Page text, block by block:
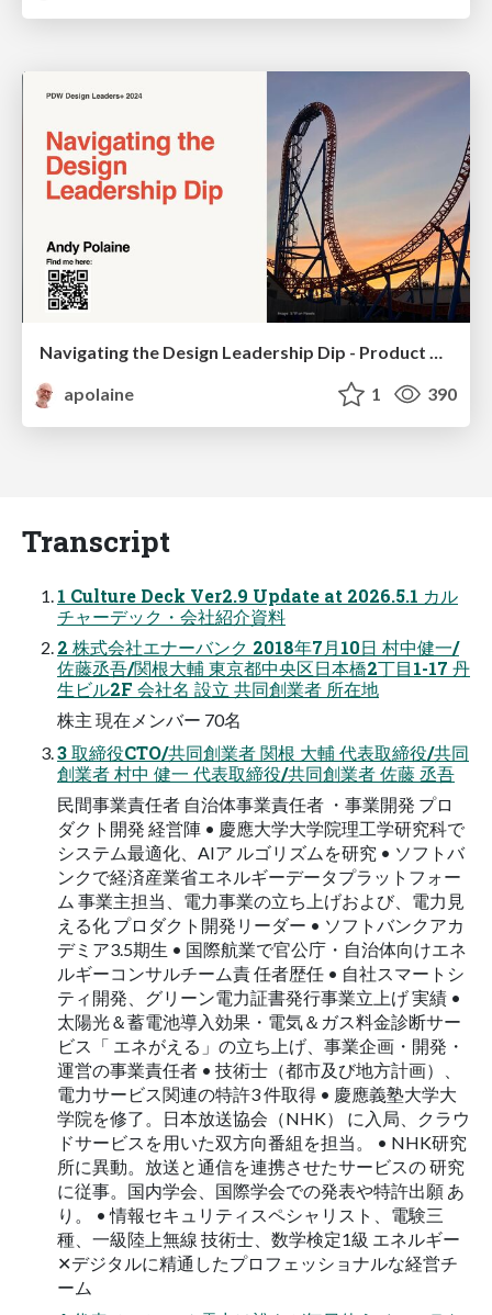
Navigating the Design Leadership Dip - Product Design Week Design Leaders+ Conference 2024
apolaine
1 390
Transcript
1 Culture Deck Ver2.9 Update at 2026.5.1 カル
チャーデック・会社紹介資料
2 株式会社エナーバンク 2018年7月10日 村中健一/
佐藤丞吾/関根大輔 東京都中央区日本橋2丁目1-17 丹
生ビル2F 会社名 設立 共同創業者 所在地
株主 現在メンバー 70名
3 取締役CTO/共同創業者 関根 大輔 代表取締役/共同
創業者 村中 健一 代表取締役/共同創業者 佐藤 丞吾
民間事業責任者 自治体事業責任者 ・事業開発 プロ
ダクト開発 経営陣 • 慶應大学大学院理工学研究科で
システム最適化、AIア ルゴリズムを研究 • ソフトバ
ンクで経済産業省エネルギーデータプラットフォー
ム 事業主担当、電力事業の立ち上げおよび、電力見
える化 プロダクト開発リーダー • ソフトバンクアカ
デミア3.5期生 • 国際航業で官公庁・自治体向けエネ
ルギーコンサルチーム責 任者歴任 • 自社スマートシ
ティ開発、グリーン電力証書発行事業立上げ 実績 •
太陽光＆蓄電池導入効果・電気＆ガス料金診断サー
ビス「 エネがえる」の立ち上げ、事業企画・開発・
運営の事業責任者 • 技術士（都市及び地方計画）、
電力サービス関連の特許3 件取得 • 慶應義塾大学大
学院を修了。日本放送協会（NHK） に入局、クラウ
ドサービスを用いた双方向番組を担当。 • NHK研究
所に異動。放送と通信を連携させたサービスの 研究
に従事。国内学会、国際学会での発表や特許出願 あ
り。 • 情報セキュリティスペシャリスト、電験三
種、一級陸上無線 技術士、数学検定1級 エネルギー
✕デジタルに精通したプロフェッショナルな経営チ
ーム